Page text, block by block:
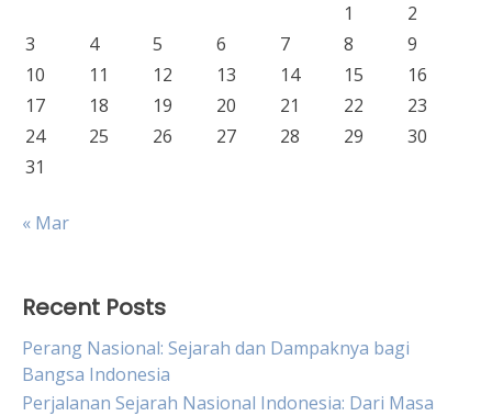
1
2
3
4 5 6 7 8
9
10
11 12 13 14 15
16
17
18 19 20 21 22
23
24
25 26 27 28 29
30
31
« Mar
Recent Posts
Perang Nasional: Sejarah dan Dampaknya bagi
Bangsa Indonesia
Perjalanan Sejarah Nasional Indonesia: Dari Masa